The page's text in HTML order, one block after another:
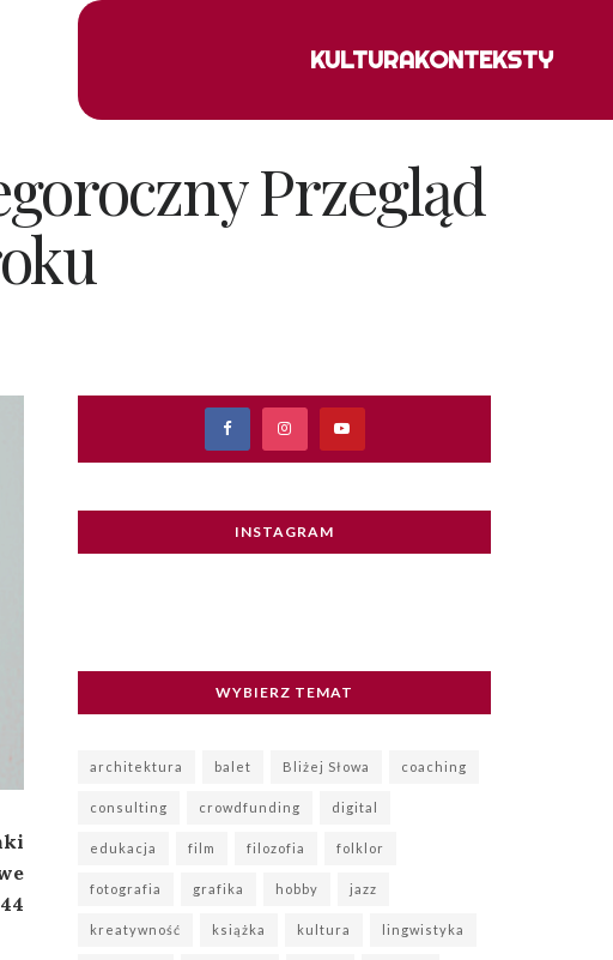
KULTURAKONTEKSTY
Przegląd
INSTAGRAM
WYBIERZ TEMAT
architektura balet Bliżej Słowa coaching
consulting crowdfunding digital
edukacja film filozofia folklor
fotografia grafika hobby jazz
kreatywność książka kultura lingwistyka